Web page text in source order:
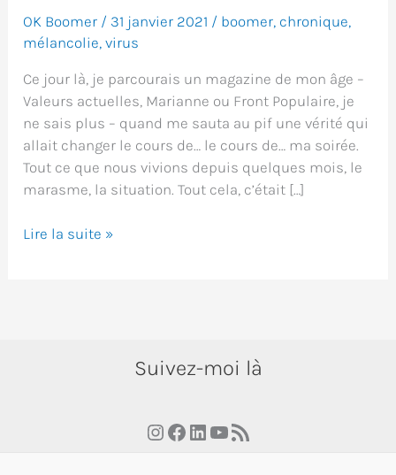
OK Boomer / 31 janvier 2021 / boomer, chronique,
mélancolie,virus
Ce jour là, je parcourais un magazine de mon âge –
Valeurs actuelles, Marianne ou Front Populaire, je
ne sais plus – quand me sauta au pif une vérité qui
allait changer le cours de… le cours de… ma soirée.
Tout ce que nous vivions depuis quelques mois, le
marasme, la situation. Tout cela, c’était […]
L’origine
Lire la suite »
Suivez-moi là
Instagram
Facebook
LinkedIn
YouTube
RSS Feed